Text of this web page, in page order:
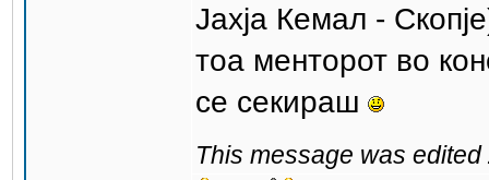
Јахја Кемал -
тоа менторот во
се секираш
This message was